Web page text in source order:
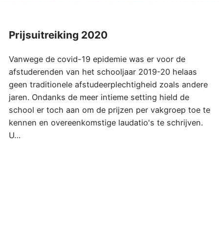
Prijsuitreiking 2020
Vanwege de covid-19 epidemie was er voor de
afstuderenden van het schooljaar 2019-20 helaas
geen traditionele afstudeerplechtigheid zoals andere
jaren. Ondanks de meer intieme setting hield de
school er toch aan om de prijzen per vakgroep toe te
kennen en overeenkomstige laudatio's te schrijven.
U…